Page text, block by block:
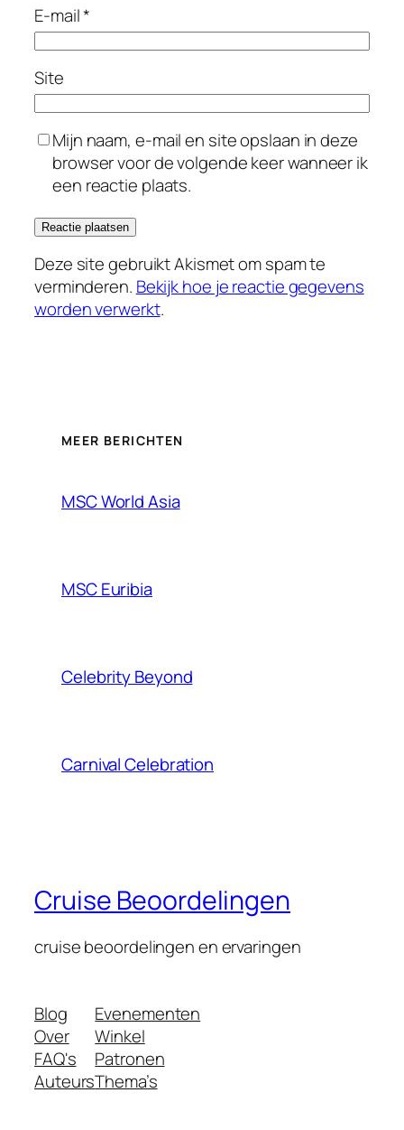
E-mail*
Site
Mijn naam, e-mail en site opslaan in deze
browser voor de volgende keer wanneer ik
een reactie plaats.
Deze site gebruikt Akismet om spam te
verminderen. Bekijk hoe je reactie gegevens
worden verwerkt.
MEER BERICHTEN
MSC World Asia
MSC Euribia
Celebrity Beyond
Carnival Celebration
Cruise Beoordelingen
cruise beoordelingen en ervaringen
Blog
Over
FAQ's
Auteurs
Evenementen
Winkel
Patronen
Thema’s